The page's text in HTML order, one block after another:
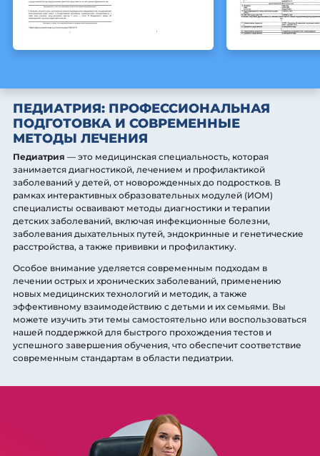
ПЕДИАТРИЯ: ПРОФЕССИОНАЛЬНАЯ
ПОДГОТОВКА И СОВРЕМЕННЫЕ
МЕТОДЫ ЛЕЧЕНИЯ
Педиатрия — это медицинская специальность, которая
занимается диагностикой, лечением и профилактикой
заболеваний у детей, от новорожденных до подростков. В
рамках интерактивных образовательных модулей (ИОМ)
специалисты осваивают методы диагностики и терапии
детских заболеваний, включая инфекционные болезни,
заболевания дыхательных путей, эндокринные и генетические
расстройства, а также прививки и профилактику.
Особое внимание уделяется современным подходам в
лечении острых и хронических заболеваний, применению
новых медицинских технологий и методик, а также
эффективному взаимодействию с детьми и их семьями. Вы
можете изучить эти темы самостоятельно или воспользоваться
нашей поддержкой для быстрого прохождения тестов и
успешного завершения обучения, что обеспечит соответствие
современным стандартам в области педиатрии.